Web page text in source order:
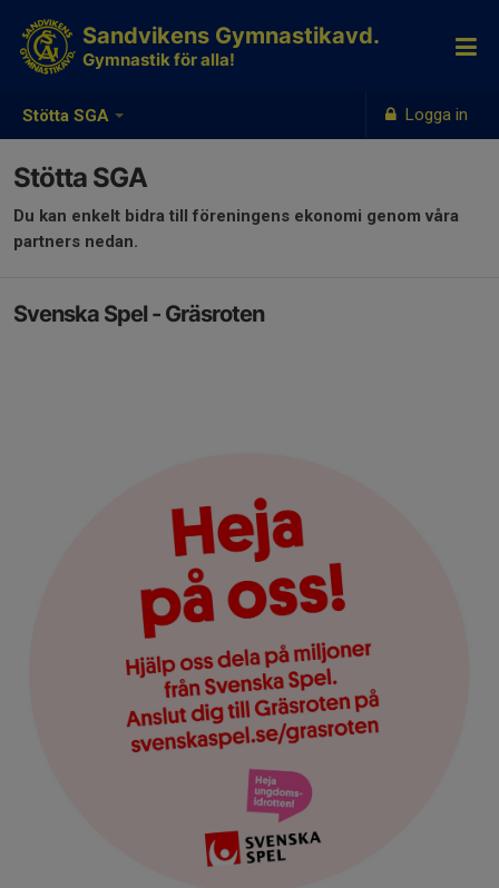
Stötta SGA Logga in
Sandvikens Gymnastikavd.
Gymnastik för alla!
Stötta SGA
Du kan enkelt bidra till föreningens ekonomi genom våra
partners nedan.
Svenska Spel - Gräsroten